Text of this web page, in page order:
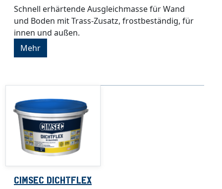
Schnell erhärtende Ausgleichmasse für Wand
und Boden mit Trass-Zusatz, frostbeständig, für
innen und außen.
Mehr
CIMSEC DICHTFLEX